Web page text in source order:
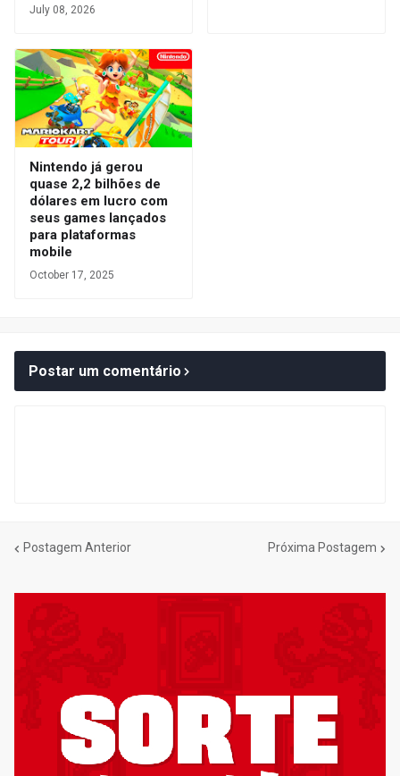
July 08, 2026
Nintendo já gerou
quase 2,2 bilhões de
dólares em lucro com
seus games lançados
para plataformas
mobile
October 17, 2025
Postar um comentário
Postagem Anterior Próxima Postagem